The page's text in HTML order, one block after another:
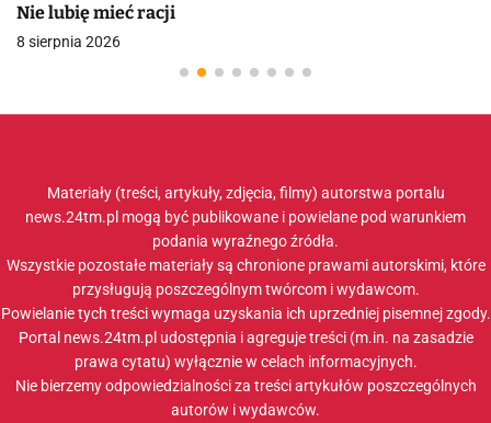
Nie lubię mieć racji
8 sierpnia 2026
Materiały (treści, artykuły, zdjęcia, filmy) autorstwa portalu
news.24tm.pl mogą być publikowane i powielane pod warunkiem
podania wyraźnego źródła.
Wszystkie pozostałe materiały są chronione prawami autorskimi, które
przysługują poszczególnym twórcom i wydawcom.
Powielanie tych treści wymaga uzyskania ich uprzedniej pisemnej zgody.
Portal news.24tm.pl udostępnia i agreguje treści (m.in. na zasadzie
prawa cytatu) wyłącznie w celach informacyjnych.
Nie bierzemy odpowiedzialności za treści artykułów poszczególnych
autorów i wydawców.